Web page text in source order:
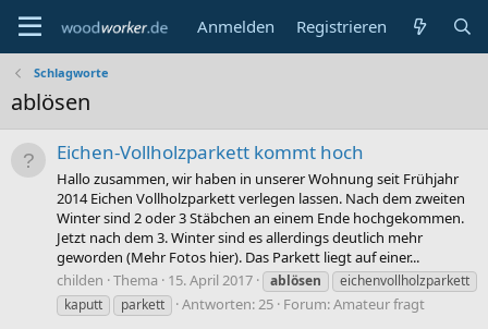
Anmelden Registrieren
Schlagworte
ablösen
Eichen-Vollholzparkett kommt hoch
Hallo zusammen, wir haben in unserer Wohnung seit Frühjahr
2014 Eichen Vollholzparkett verlegen lassen. Nach dem zweiten
Winter sind 2 oder 3 Stäbchen an einem Ende hochgekommen.
Jetzt nach dem 3. Winter sind es allerdings deutlich mehr
geworden (Mehr Fotos hier). Das Parkett liegt auf einer...
childen Thema 15. April 2017 ablösen
eichenvollholzparkett
kaputt
parkett Antworten: 25 Forum:Amateur fragt